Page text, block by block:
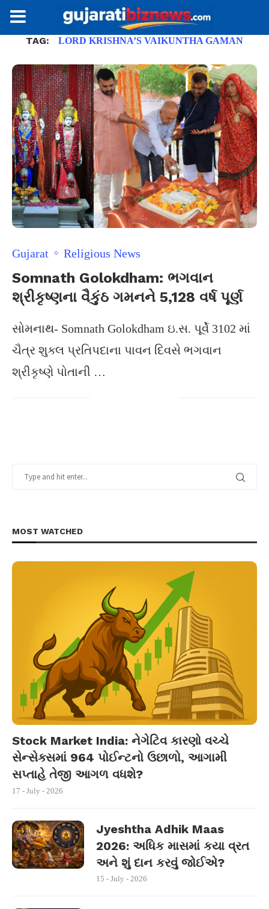
TAG: LORD KRISHNA’S VAIKUNTHA GAMAN
Gujarat Religious News
Somnath Golokdham: ભગવાન
શ્રીકૃષ્ણના વૈકુંઠ ગમનને 5,128 વર્ષ પૂર્ણ
સોમનાથ- Somnath Golokdham ઇ.સ. પૂર્વે 3102 માં
ચૈત્ર શુક્લ પ્રતિપદાના પાવન દિવસે ભગવાન
શ્રીકૃષ્ણે પોતાની …
MOST WATCHED
Stock Market India: નેગેટિવ કારણો વચ્ચે
સેન્સેક્સમાં 964 પોઈન્ટનો ઉછાળો, આગામી
સપ્તાહે તેજી આગળ વધશે?
17 - July - 2026
Jyeshtha Adhik Maas
2026: અધિક માસમાં કયા વ્રત
અને શું દાન કરવું જોઈએ?
15 - July - 2026